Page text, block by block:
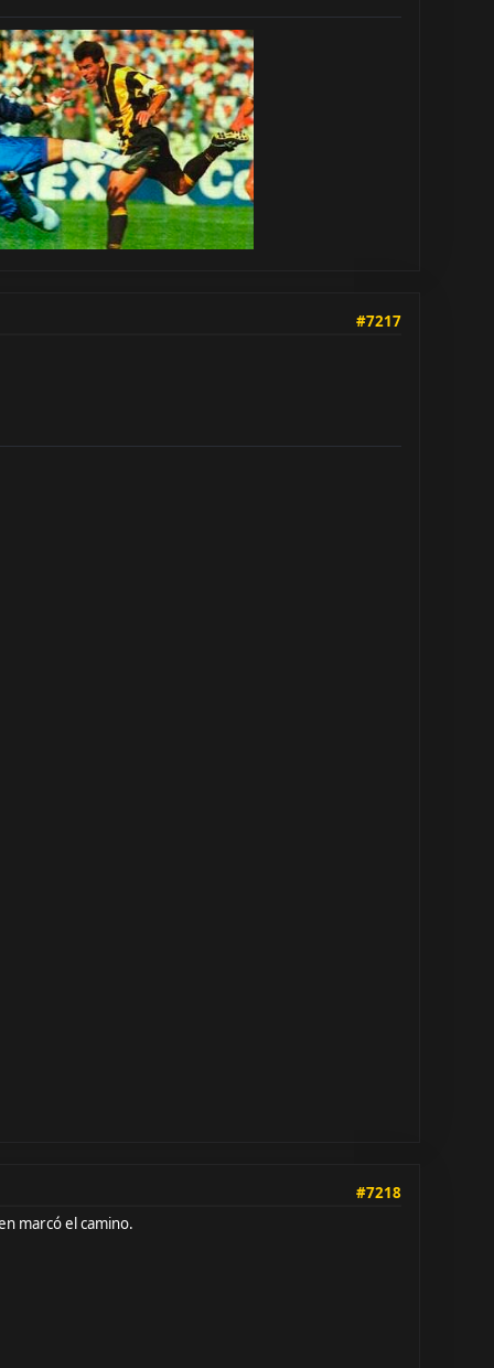
#7217
#7218
marcó el camino.